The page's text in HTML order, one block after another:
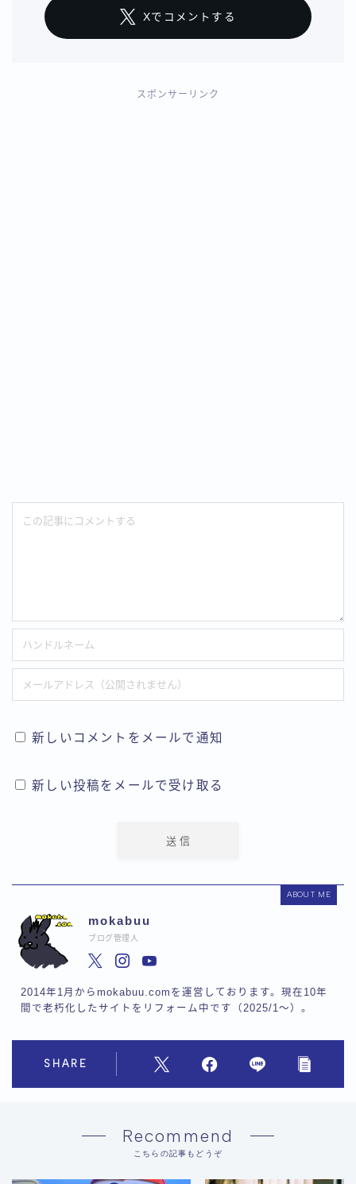
Xでコメントする
スポンサーリンク
新しいコメントをメールで通知
新しい投稿をメールで受け取る
ABOUT ME
mokabuu
ブログ管理人
2014年1月からmokabuu.comを運営しております。現在10年
間で老朽化したサイトをリフォーム中です（2025/1〜）。
SHARE
Recommend
こちらの記事もどうぞ